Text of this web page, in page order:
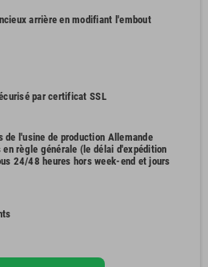
arrière en modifiant l'embout
par certificat SSL
l'usine de production Allemande
règle générale (le délai d'expédition
24/48 heures hors week-end et jours